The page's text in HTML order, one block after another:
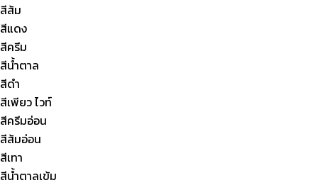
สีส้ม
สีแดง
สีครีม
สีน้ำตาล
สีดำ
สีเพียว ไวท์
สีครีมอ่อน
สีส้มอ่อน
สีเทา
สีน้ำตาลเข้ม